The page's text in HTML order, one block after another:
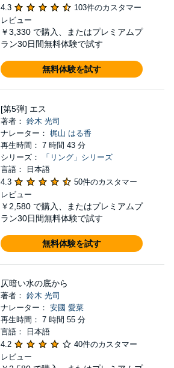
4.3
103件のカスタマー
レビュー
￥3,330 で購入、またはプレミアムプ
ラン30日間無料体験で試す
無料体験を試す
[第5弾] エス
著者： 鈴木 光司
ナレーター： 梶山 はる香
再生時間： 7 時間 43 分
シリーズ：
「リング」シリーズ
言語： 日本語
4.3
50件のカスタマー
レビュー
￥2,580 で購入、またはプレミアムプ
ラン30日間無料体験で試す
無料体験を試す
仄暗い水の底から
著者： 鈴木 光司
ナレーター： 安國 愛菜
再生時間： 7 時間 55 分
言語： 日本語
4.2
40件のカスタマー
レビュー